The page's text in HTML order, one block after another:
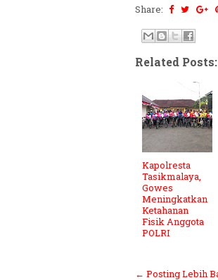
Share:
Related Posts:
Kapolresta
Tasikmalaya,
Gowes
Meningkatkan
Ketahanan
Fisik Anggota
POLRI
← Posting Lebih